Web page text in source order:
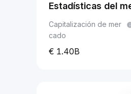
Estadísticas del
Capitalización de mer
cado
1.40B